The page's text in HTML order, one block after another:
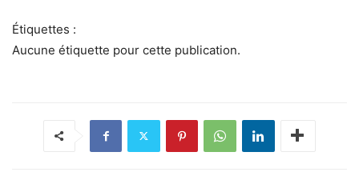
Étiquettes :
Aucune étiquette pour cette publication.